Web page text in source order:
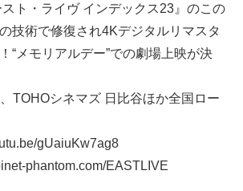
ト・ライヴ インデックス23』のこの
技術で修復され4Kデジタルリマスタ
“メモリアルデー”での劇場上映が決
TOHOシネマズ 日比谷ほか全国ロー
gUaiuKw7ag8
phantom.com/EASTLIVE